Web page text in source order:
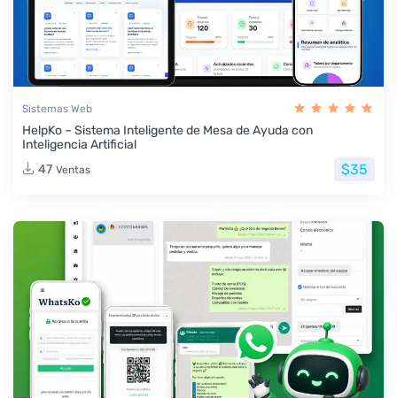
Sistemas Web
HelpKo – Sistema Inteligente de Mesa de Ayuda con
Inteligencia Artificial
47 Ventas $35